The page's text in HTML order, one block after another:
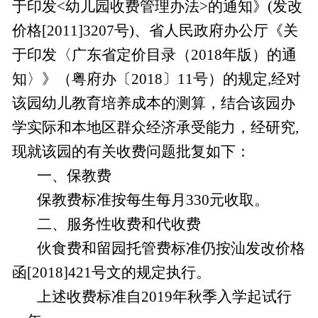
于印发<幼儿园收费管理办法>的通知》(发改
价格[2011]3207号)、省人民政府办公厅《关
于印发〈广东省定价目录（2018年版）的通
知〉》（粤府办〔2018〕11号）的规定,经对
该园幼儿教育培养成本的测算，结合该园办
学实际和本地区群众经济承受能力，经研究,
现就该园的有关收费问题批复如下：
一、保教费
保教费标准按每生每月330元收取。
二、服务性收费和代收费
伙食费和留园托管费标准仍按汕发改价格
函[2018]421号文的规定执行。
上述收费标准自2019年秋季入学起试行